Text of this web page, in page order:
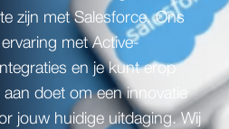
zijn met Salesforce. Ons
met Active-
en je kunt erop
doet om een innovatie
jouw huidige uitdaging. Wij